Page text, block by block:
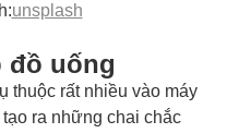
unsplash
đồ uống
thuộc rất nhiều vào máy
ra những chai chắc